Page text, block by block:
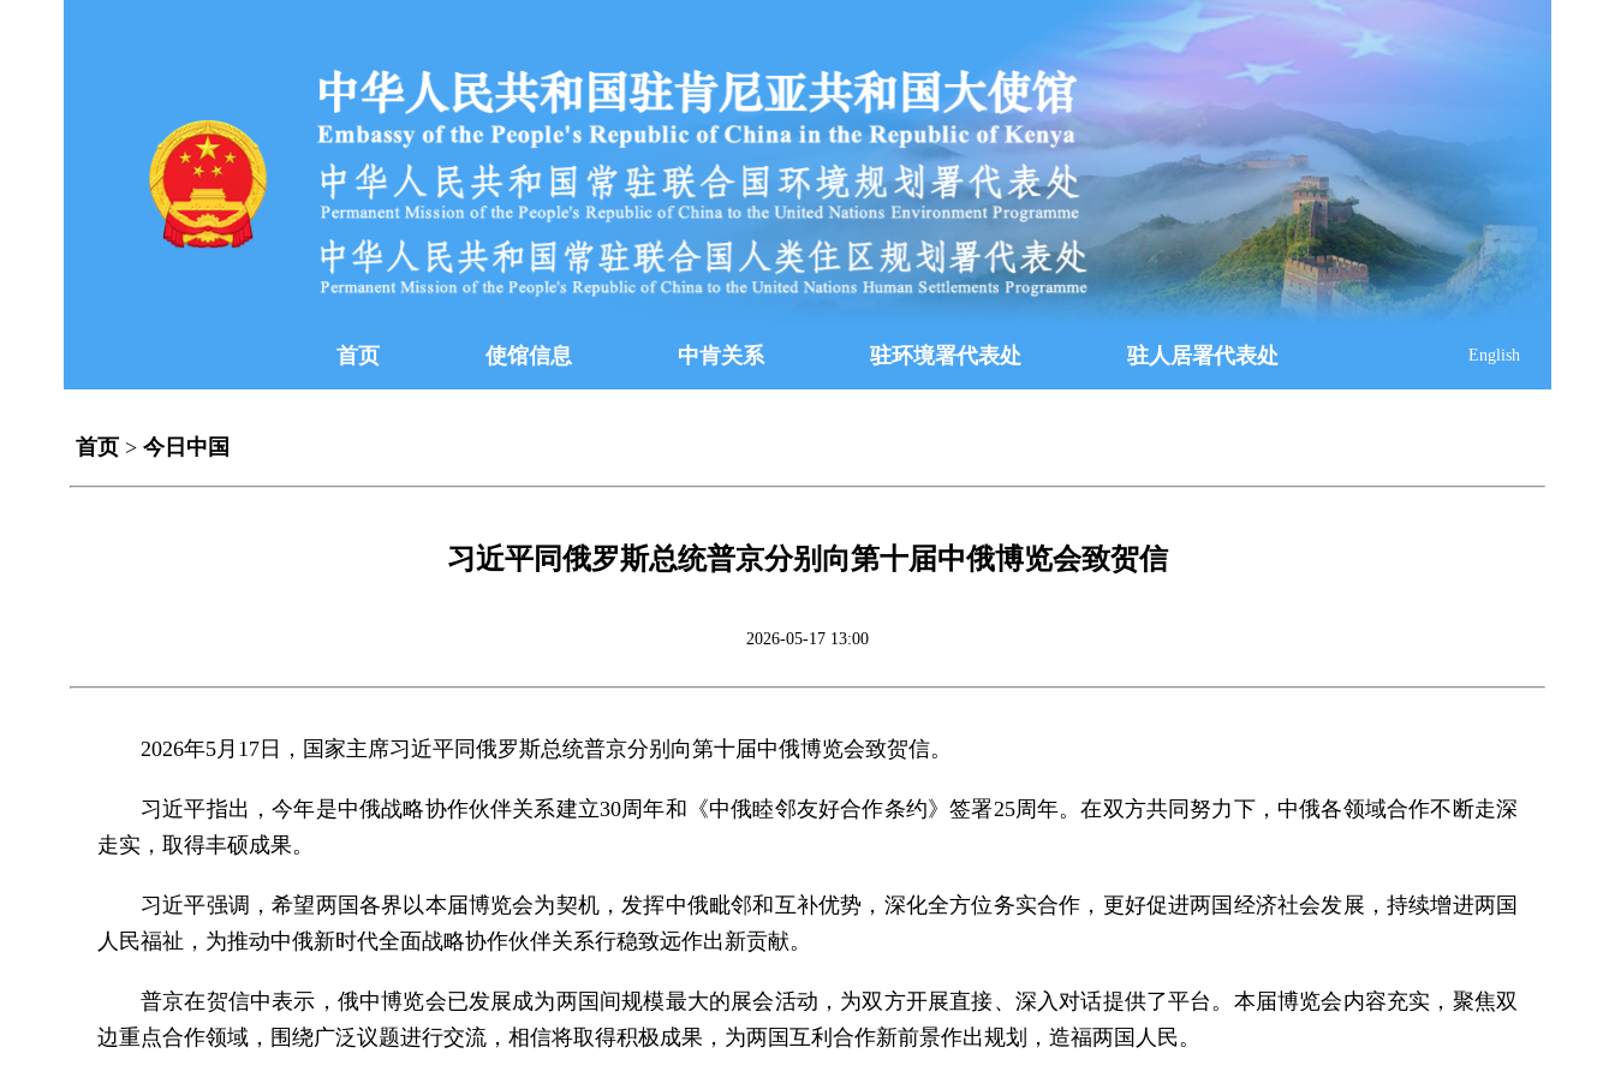
首页 使馆信息 中肯关系 驻环境署代表处 驻人居署代表处 English
首页 > 今日中国
习近平同俄罗斯总统普京分别向第十届中俄博览会致贺信
2026-05-17 13:00
2026年5月17日，国家主席习近平同俄罗斯总统普京分别向第十届中俄博览会致贺信。
习近平指出，今年是中俄战略协作伙伴关系建立30周年和《中俄睦邻友好合作条约》签署25周年。在双方共同努力下，中俄各领域合作不断走深
走实，取得丰硕成果。
习近平强调，希望两国各界以本届博览会为契机，发挥中俄毗邻和互补优势，深化全方位务实合作，更好促进两国经济社会发展，持续增进两国
人民福祉，为推动中俄新时代全面战略协作伙伴关系行稳致远作出新贡献。
普京在贺信中表示，俄中博览会已发展成为两国间规模最大的展会活动，为双方开展直接、深入对话提供了平台。本届博览会内容充实，聚焦双
边重点合作领域，围绕广泛议题进行交流，相信将取得积极成果，为两国互利合作新前景作出规划，造福两国人民。